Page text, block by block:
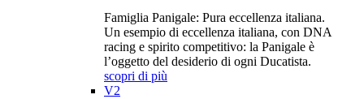
Famiglia Panigale: Pura eccellenza italiana.
Un esempio di eccellenza italiana, con DNA
racing e spirito competitivo: la Panigale è
l’oggetto del desiderio di ogni Ducatista.
scopri di più
V2